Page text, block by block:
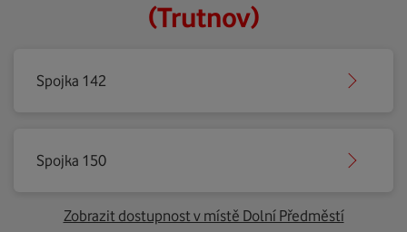
(Trutnov)
Spojka 142
Spojka 150
Zobrazit dostupnost v místě Dolní Předměstí